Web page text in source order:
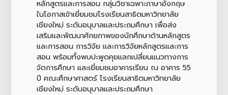
หลักสูตรและการสอน กลุ่มวิชาเฉพาะภาษาอังกฤษ
ในโอกาสเข้าเยี่ยมชมโรงเรียนสาธิตมหาวิทยาลัย
เชียงใหม่ ระดับอนุบาลและประถมศึกษา เพื่อส่ง
เสริมและพัฒนาศักยภาพของนักศึกษาด้านหลักสูตร
และการสอน การวิจัย และการวิจัยหลักสูตรและการ
สอน พร้อมทั้งพบปะพูดคุยแลกเปลี่ยนแนวทางการ
จัดการศึกษา และเยี่ยมชมอาคารเรียน ณ อาคาร 55
ปี คณะศึกษาศาสตร์ โรงเรียนสาธิตมหาวิทยาลัย
เชียงใหม่ ระดับอนุบาลและประถมศึกษา